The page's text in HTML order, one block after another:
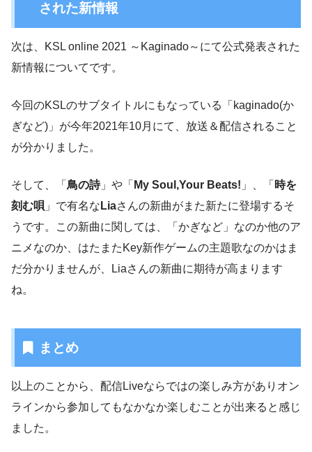
された新情報
次は、KSL online 2021 ～Kaginado～にて公式発表された
新情報についてです。
今回のKSLのサブタイトルにもなっている「kaginado(か
ぎなど)」が今年2021年10月にて、放送＆配信されること
が分かりました。
そして、「 鳥の詩」や「 My Soul,Your Beats! 」、「 時を
刻む唄 」で有名な Liaさんの新曲がまた新たに登場するそ
うです。この新曲に関しては、「かぎなど」なのか他のア
ニメなのか、はたまたKey新作ゲームの主題歌なのかはま
だ分かりませんが、Liaさんの新曲に期待が高まります
ね。
まとめ
以上のことから、配信Liveならではの楽しみ方がありオン
ラインから参加してもなかなか楽しむことが出来ると感じ
ました。